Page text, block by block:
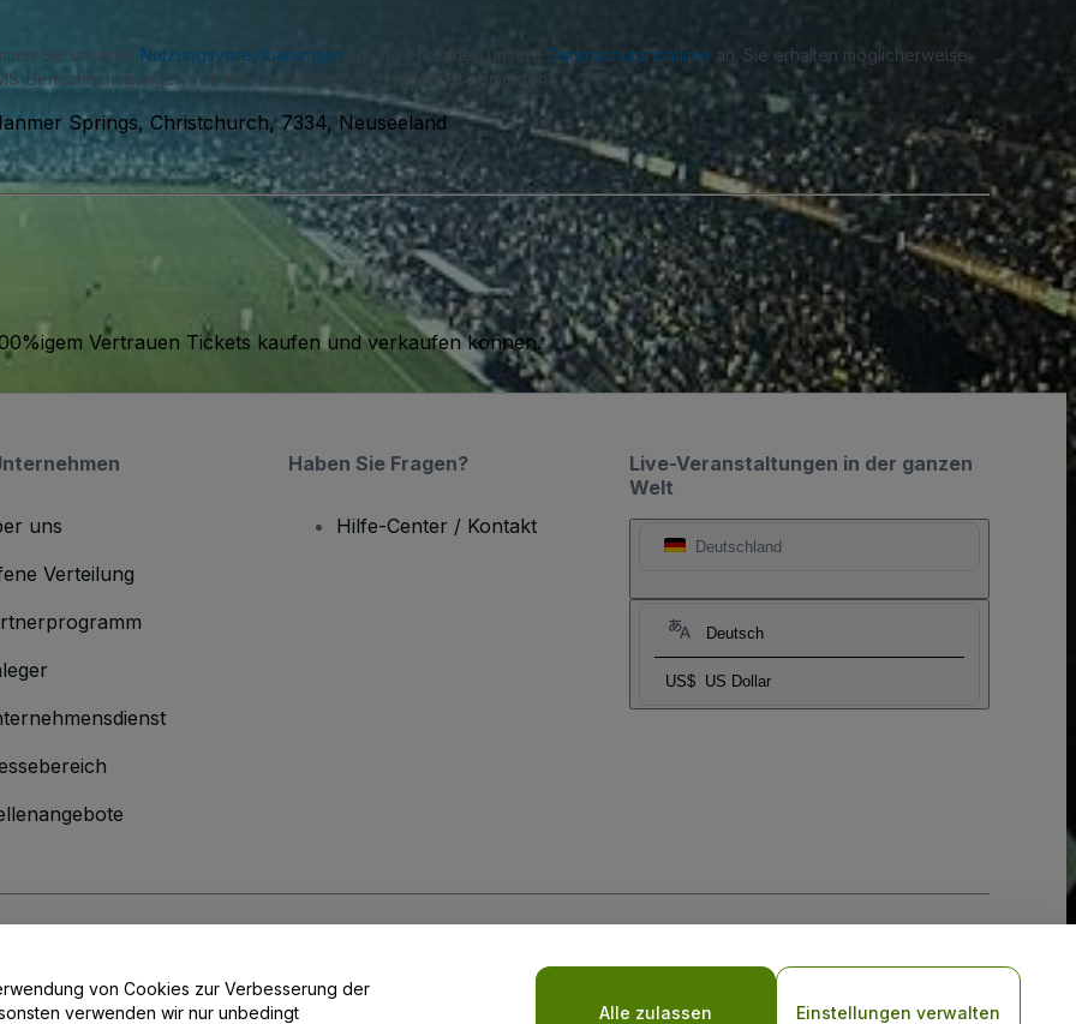
Sie unseren Nutzungsvereinbarungen zu und erkennen unsere Datenschutzrichtlinie an. Sie erhalten möglicherweise
Benachrichtigungen von uns und können sich jederzeit abmelden.
Springs, Christchurch, 7334, Neuseeland
Vertrauen Tickets kaufen und verkaufen können.
Live-Veranstaltungen in der ganzen
Welt
Deutschland
Deutsch
US$ US Dollar
uns
Verteilung
Haben Sie Fragen?
Hilfe-Center / Kontakt
Cookie-RichtlinieundDatenschutzrichtlinie für Mobilanwendungen
von Cookies zur Verbesserung der
Alle zulassen Einstellungen verwalten